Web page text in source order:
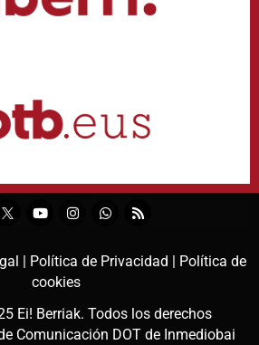
| Política de Privacidad |
Política de
cookies
Ei! Berriak. Todos los derechos
Comunicación DOT de Inmediobai